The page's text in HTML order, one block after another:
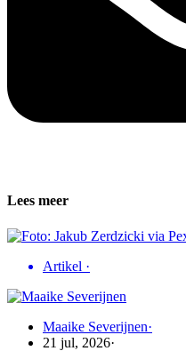
Lees meer
Artikel ·
Maaike Severijnen·
21 jul, 2026·